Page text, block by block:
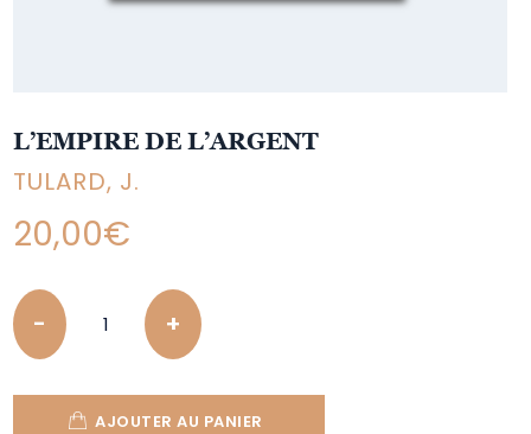
L’EMPIRE DE L’ARGENT
TULARD, J.
20,00€
Quantity
AJOUTER AU PANIER